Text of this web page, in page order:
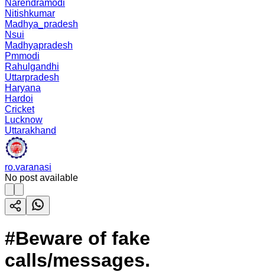
Narendramodi
Nitishkumar
Madhya_pradesh
Nsui
Madhyapradesh
Pmmodi
Rahulgandhi
Uttarpradesh
Haryana
Hardoi
Cricket
Lucknow
Uttarakhand
ro.varanasi
No post available
#Beware of fake
calls/messages.